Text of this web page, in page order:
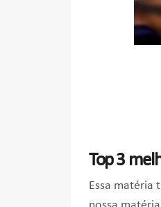
Top 3
Essa matéria